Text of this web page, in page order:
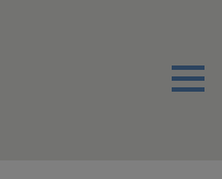
Menu